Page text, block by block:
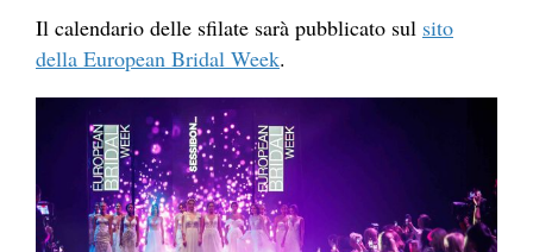
Il calendario delle sfilate sarà pubblicato sul sito
della European Bridal Week.